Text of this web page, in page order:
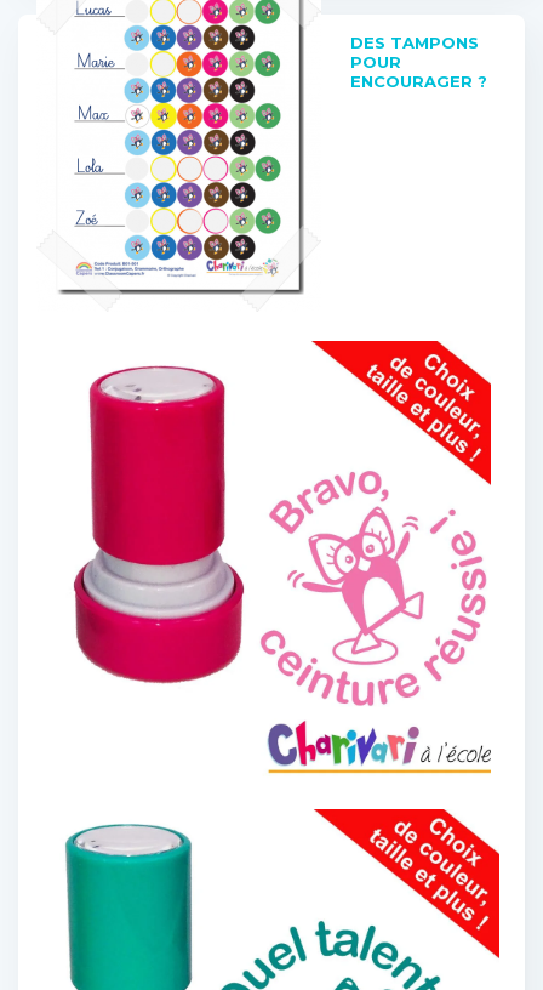
DES TAMPONS
POUR
ENCOURAGER ?